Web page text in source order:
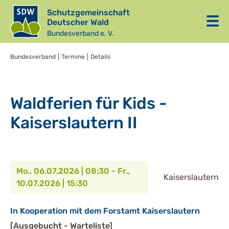
Schutzgemeinschaft
Deutscher Wald
Bundesverband e. V.
Bundesverband Termine Details
Waldferien für Kids -
Kaiserslautern II
Mo., 06.07.2026 | 08:30 - Fr.,
10.07.2026 | 15:30
Kaiserslautern
In Kooperation mit dem Forstamt Kaiserslautern
[Ausgebucht - Warteliste]